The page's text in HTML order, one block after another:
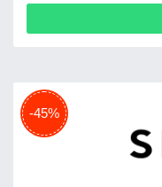
-45%